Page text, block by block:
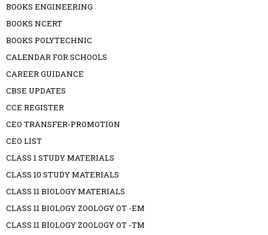
BOOKS ENGINEERING
BOOKS NCERT
BOOKS POLYTECHNIC
CALENDAR FOR SCHOOLS
CAREER GUIDANCE
CBSE UPDATES
CCE REGISTER
CEO TRANSFER-PROMOTION
CEO LIST
CLASS 1 STUDY MATERIALS
CLASS 10 STUDY MATERIALS
CLASS 11 BIOLOGY MATERIALS
CLASS 11 BIOLOGY ZOOLOGY OT -EM
CLASS 11 BIOLOGY ZOOLOGY OT -TM